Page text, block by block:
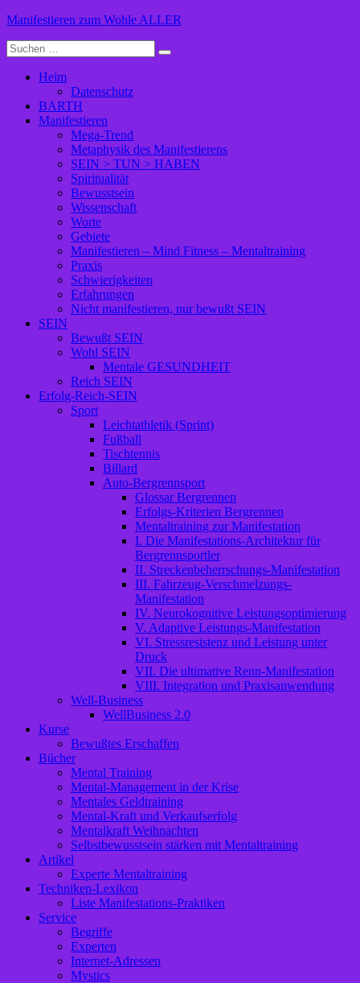
Zum
springen
Manifestieren zum Wohle ALLER
Suche
nach:
Heim
Datenschutz
BARTH
Manifestieren
Mega-Trend
Metaphysik des Manifestierens
SEIN > TUN > HABEN
Spiritualität
Bewusstsein
Wissenschaft
Worte
Gebiete
Manifestieren – Mind Fitness – Mentaltraining
Praxis
Schwierigkeiten
Erfahrungen
Nicht manifestieren, nur bewußt SEIN
SEIN
Bewußt SEIN
Wohl SEIN
Mentale GESUNDHEIT
Reich SEIN
Erfolg-Reich-SEIN
Sport
Leichtathletik (Sprint)
Fußball
Tischtennis
Billard
Auto-Bergrennsport
Glossar Bergrennen
Erfolgs-Kriterien Bergrennen
Mentaltraining zur Manifestation
I. Die Manifestations-Architektur für
Bergrennsportler
II. Streckenbeherrschungs-Manifestation
III. Fahrzeug-Verschmelzungs-
Manifestation
IV. Neurokognitive Leistungsoptimierung
V. Adaptive Leistungs-Manifestation
VI. Stressresistenz und Leistung unter
Druck
VII. Die ultimative Renn-Manifestation
VIII. Integration und Praxisanwendung
Well-Business
WellBusiness 2.0
Kurse
Bewußtes Erschaffen
Bücher
Mental Training
Mental-Management in der Krise
Mentales Geldtraining
Mental-Kraft und Verkaufserfolg
Mentalkraft Weihnachten
Selbstbewusstsein stärken mit Mentaltraining
Artikel
Experte Mentaltraining
Techniken-Lexikon
Liste Manifestations-Praktiken
Service
Begriffe
Experten
Internet-Adressen
Mystics